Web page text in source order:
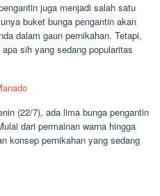
juga menjadi salah satu
buket bunga pengantin akan
dalam gaun pernikahan. Tetapi,
sih yang sedang popularitas
(22/7), ada lima bunga pengantin
dari permainan warna hingga
konsep pernikahan yang sedang